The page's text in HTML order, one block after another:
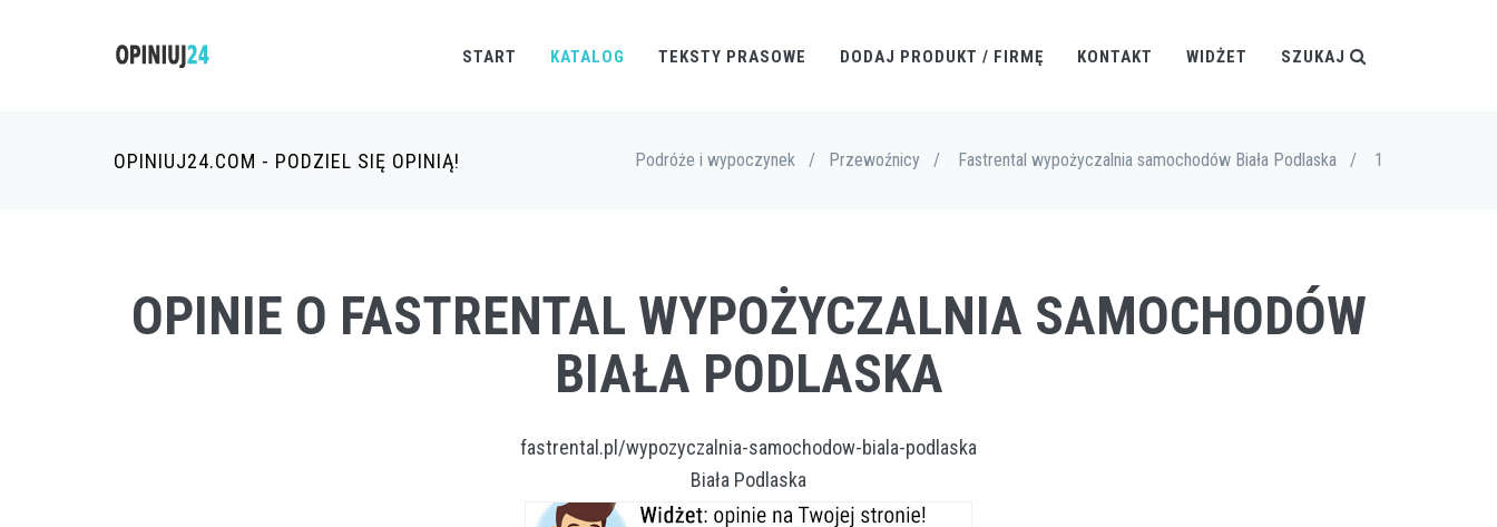
START KATALOG TEKSTY PRASOWE DODAJ PRODUKT / FIRMĘ KONTAKT WIDŻET SZUKAJ
OPINIUJ24.COM - PODZIEL SIĘ OPINIĄ! Podróże i wypoczynek / Przewoźnicy / Fastrental wypożyczalnia samochodów Biała Podlaska / 1
OPINIE O FASTRENTAL WYPOŻYCZALNIA SAMOCHODÓW
BIAŁA PODLASKA
fastrental.pl/wypozyczalnia-samochodow-biala-podlaska
Biała Podlaska